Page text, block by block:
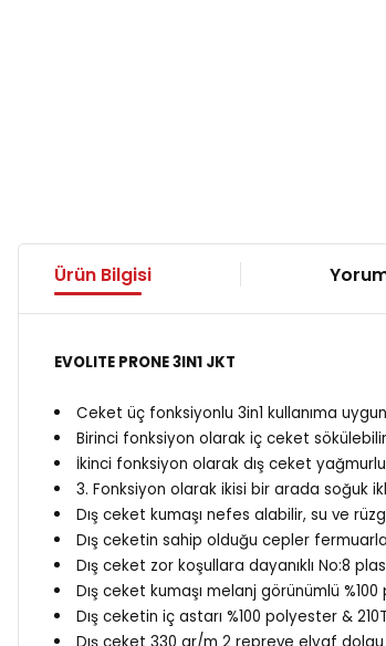
Ürün Bilgisi
EVOLITE PRONE 3IN1 JKT
Ceket üç fonksiyonlu 3in1 kullanıma
Birinci fonksiyon olarak iç ceket
İkinci fonksiyon olarak dış ceket
3. Fonksiyon olarak ikisi bir arada soğuk
Dış ceket kumaşı nefes alabilir, su ve
Dış ceketin sahip olduğu cepler
Dış ceket zor koşullara dayanıklı No:8
Dış ceket kumaşı melanj görünümlü
Dış ceketin iç astarı %100 polyester &